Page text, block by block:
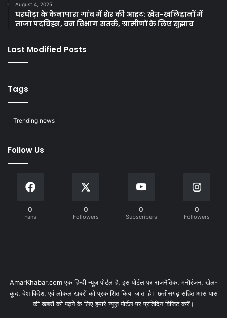
August 4, 2025
घरघोड़ा के केनापारा गांव में शेर की आहट: खेत-खलिहानों में
ताजा पदचिह्न, वन विभाग सतर्क, ग्रामीणों के लिए सुझाव
Last Modified Posts
Tags
Trending news
Follow Us
0
Fans
0
Followers
0
Subscribers
0
Followers
AmarKhabar.com एक हिन्दी न्यूज़ पोर्टल है, इस पोर्टल पर राजनैतिक, मनोरंजन, खेल-
कूद, देश विदेश, एवं लोकल खबरों को प्रकाशित किया जाता है। छत्तीसगढ़ सहित आस पास
की खबरों को पढ़ने के लिए हमारे न्यूज़ पोर्टल पर प्रतिदिन विजिट करें।